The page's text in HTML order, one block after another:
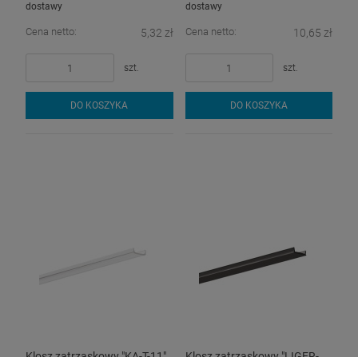
dostawy
Cena netto: 5,32 zł
szt.
DO KOSZYKA
dostawy
Cena netto: 10,65 zł
szt.
DO KOSZYKA